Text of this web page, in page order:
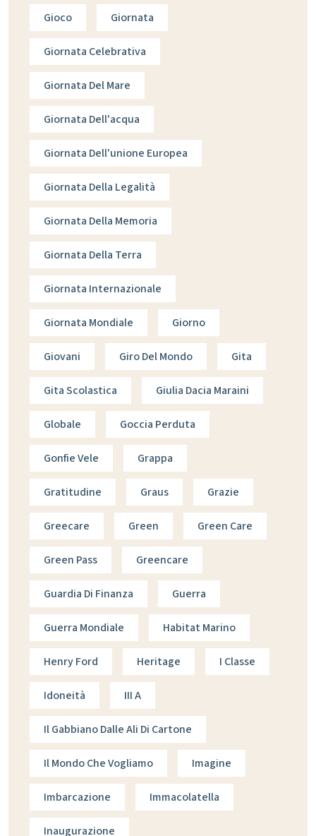
Gioco Giornata
Giornata Celebrativa
Giornata Del Mare
Giornata Dell'acqua
Giornata Dell'unione Europea
Giornata Della Legalità
Giornata Della Memoria
Giornata Della Terra
Giornata Internazionale
Giornata Mondiale Giorno
Giovani Giro Del Mondo Gita
Gita Scolastica Giulia Dacia Maraini
Globale Goccia Perduta
Gonfie Vele Grappa
Gratitudine Graus Grazie
Greecare Green Green Care
Green Pass Greencare
Guardia Di Finanza Guerra
Guerra Mondiale Habitat Marino
Henry Ford Heritage I Classe
Idoneità III A
Il Gabbiano Dalle Ali Di Cartone
Il Mondo Che Vogliamo Imagine
Imbarcazione Immacolatella
Inaugurazione